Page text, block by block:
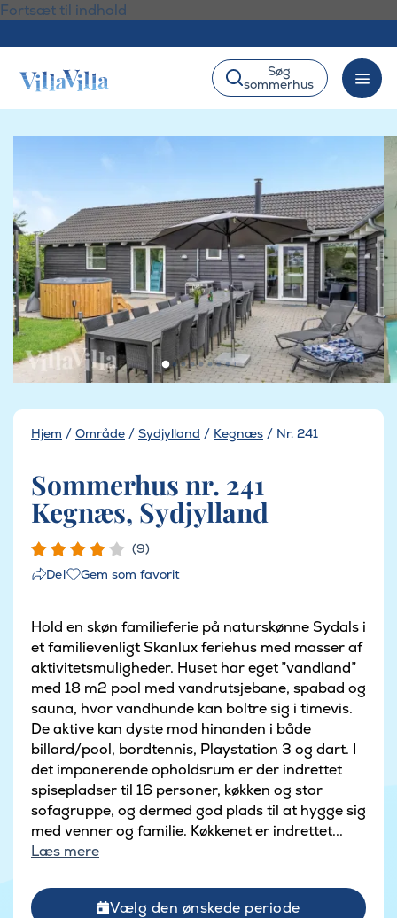
Fortsæt til indhold
Søg
sommerhus
Hjem / Område / Sydjylland / Kegnæs / Nr. 241
Sommerhus nr. 241
Kegnæs, Sydjylland
(9)
Del
Gem som favorit
Hold en skøn familieferie på naturskønne Sydals i
et familievenligt Skanlux feriehus med masser af
aktivitetsmuligheder. Huset har eget ”vandland”
med 18 m2 pool med vandrutsjebane, spabad og
sauna, hvor vandhunde kan boltre sig i timevis.
De aktive kan dyste mod hinanden i både
billard/pool, bordtennis, Playstation 3 og dart. I
det imponerende opholdsrum er der indrettet
spisepladser til 16 personer, køkken og stor
sofagruppe, og dermed god plads til at hygge sig
med venner og familie. Køkkenet er indrettet...
Læs mere
Vælg den ønskede periode